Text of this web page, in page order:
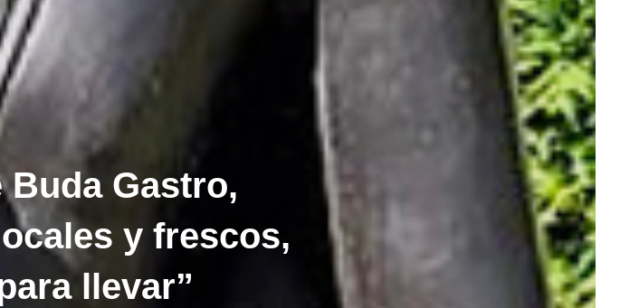
Gastro,
y frescos,
llevar”